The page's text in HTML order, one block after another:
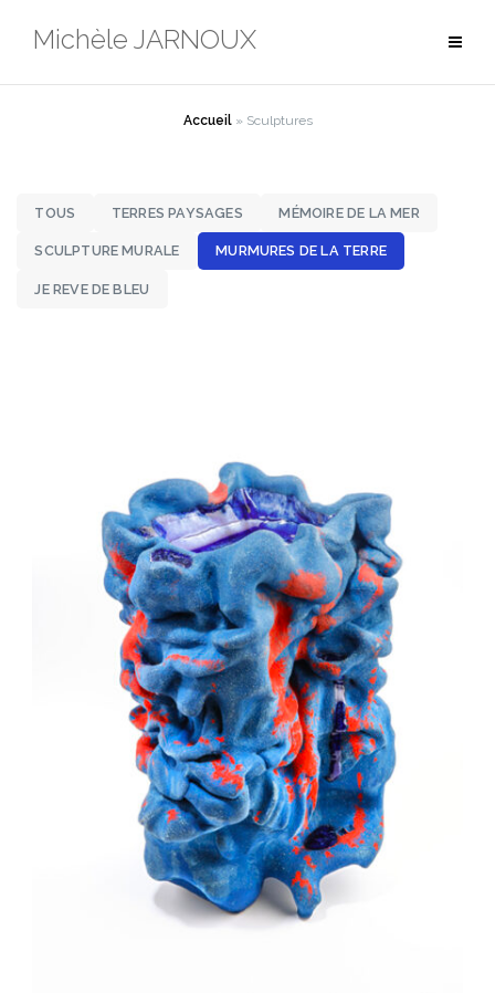
Michèle JARNOUX
Accueil» Sculptures
TOUS TERRES PAYSAGES MÉMOIRE DE LA MER
SCULPTURE MURALE MURMURES DE LA TERRE
JE REVE DE BLEU
Auteur/autrice